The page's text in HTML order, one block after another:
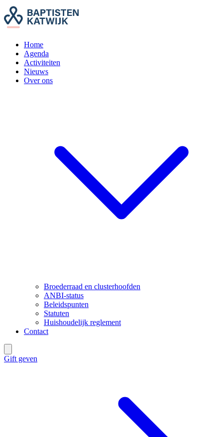
Home
Agenda
Activiteiten
Nieuws
Over ons
Broederraad en clusterhoofden
ANBI-status
Beleidspunten
Statuten
Huishoudelijk reglement
Contact
Gift geven